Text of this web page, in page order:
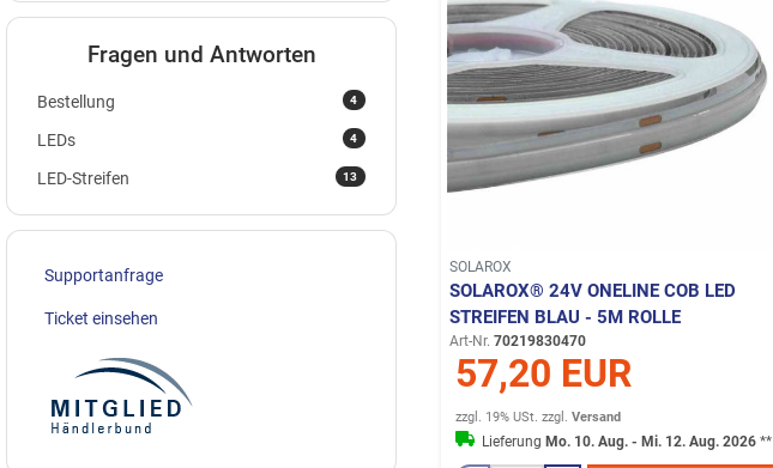
SOLAROX
SOLAROX® 24V ONELINE COB LED
STREIFEN BLAU - 5M ROLLE
Art-Nr. 70219830470
57,20 EUR
zzgl. 19% USt. zzgl.Versand
Lieferung Mo. 10. Aug. - Mi. 12. Aug. 2026 **
Fragen und Antworten
4
Bestellung
4
LEDs
13
LED-Streifen
Supportanfrage
Ticket einsehen